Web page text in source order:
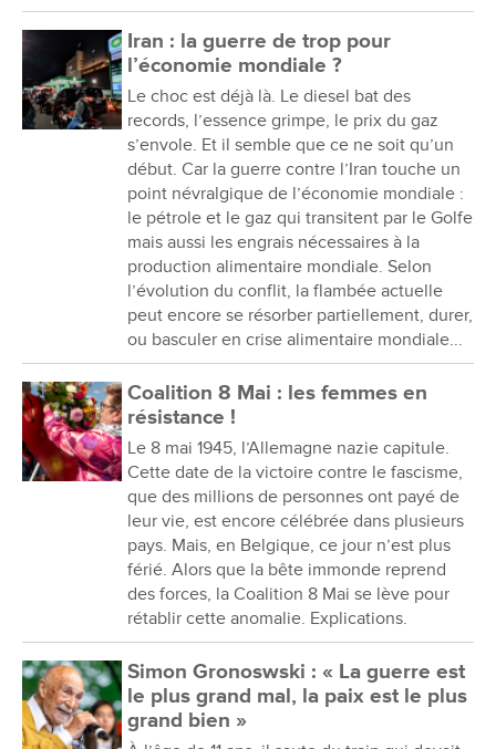
Iran : la guerre de trop pour
l’économie mondiale ?
Le choc est déjà là. Le diesel bat des
records, l’essence grimpe, le prix du gaz
s’envole. Et il semble que ce ne soit qu’un
début. Car la guerre contre l’Iran touche un
point névralgique de l’économie mondiale :
le pétrole et le gaz qui transitent par le Golfe
mais aussi les engrais nécessaires à la
production alimentaire mondiale. Selon
l’évolution du conflit, la flambée actuelle
peut encore se résorber partiellement, durer,
ou basculer en crise alimentaire mondiale...
Coalition 8 Mai : les femmes en
résistance !
Le 8 mai 1945, l’Allemagne nazie capitule.
Cette date de la victoire contre le fascisme,
que des millions de personnes ont payé de
leur vie, est encore célébrée dans plusieurs
pays. Mais, en Belgique, ce jour n’est plus
férié. Alors que la bête immonde reprend
des forces, la Coalition 8 Mai se lève pour
rétablir cette anomalie. Explications.
Simon Gronoswski : « La guerre est
le plus grand mal, la paix est le plus
grand bien »